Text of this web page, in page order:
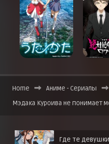
Home
Аниме - Сериалы
Мэдака Куроива не понимает